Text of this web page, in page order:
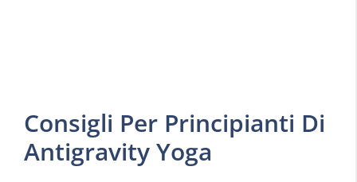
Consigli Per Principianti Di
Antigravity Yoga